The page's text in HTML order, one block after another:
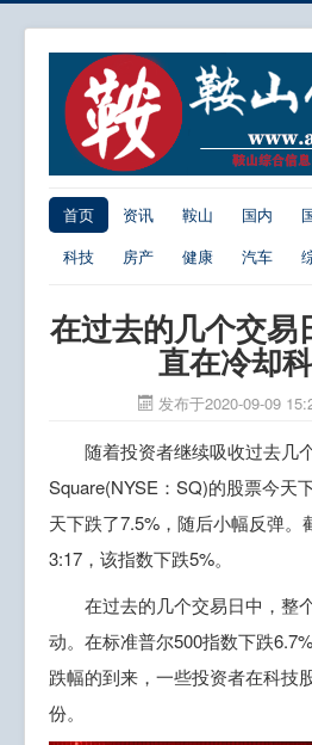
首页 资讯 鞍山 国内
科技
房产 健康 汽车
在过去的几个交易
直在冷却
发布于2020-09-09
随着投资者继续吸收过去几
Square(NYSE：SQ)的股票今天
天下跌了7.5%，随后小幅反弹。
3:17，该指数下跌5%。
在过去的几个交易日中，整
动。在标准普尔500指数下跌
跌幅的到来，一些投资者在科技
份。